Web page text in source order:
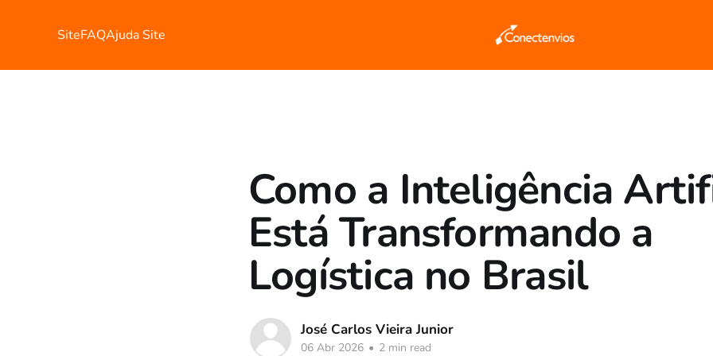
SiteFAQAjuda Site
Como a Inteligência
Está Transformando a
Logística no Brasil
José Carlos Vieira Junior
06 Abr 2026 • 2 min read